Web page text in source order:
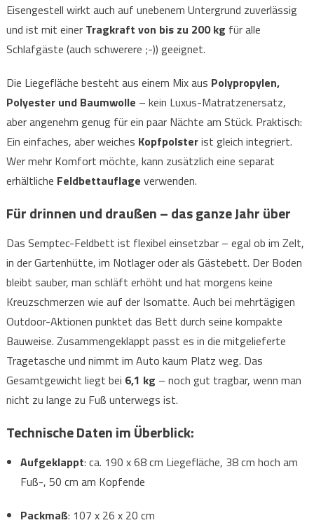
Eisengestell wirkt auch auf unebenem Untergrund zuverlässig
und ist mit einer Tragkraft von bis zu 200 kg für alle
Schlafgäste (auch schwerere ;-)) geeignet.
Die Liegefläche besteht aus einem Mix aus Polypropylen,
Polyester und Baumwolle – kein Luxus-Matratzenersatz,
aber angenehm genug für ein paar Nächte am Stück. Praktisch:
Ein einfaches, aber weiches Kopfpolsterist gleich integriert.
Wer mehr Komfort möchte, kann zusätzlich eine separat
erhältliche Feldbettauflage verwenden.
Für drinnen und draußen – das ganze Jahr über
Das Semptec-Feldbett ist flexibel einsetzbar – egal ob im Zelt,
in der Gartenhütte, im Notlager oder als Gästebett. Der Boden
bleibt sauber, man schläft erhöht und hat morgens keine
Kreuzschmerzen wie auf der Isomatte. Auch bei mehrtägigen
Outdoor-Aktionen punktet das Bett durch seine kompakte
Bauweise. Zusammengeklappt passt es in die mitgelieferte
Tragetasche und nimmt im Auto kaum Platz weg. Das
Gesamtgewicht liegt bei 6,1 kg – noch gut tragbar, wenn man
nicht zu lange zu Fuß unterwegs ist.
Technische Daten im Überblick:
Aufgeklappt: ca. 190 x 68 cm Liegefläche, 38 cm hoch am
Fuß-, 50 cm am Kopfende
Packmaß: 107 x 26 x 20 cm